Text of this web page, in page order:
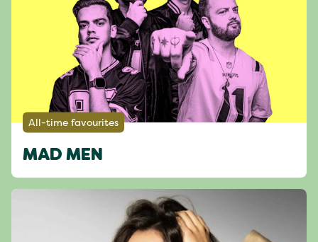
All-time favourites
MAD MEN